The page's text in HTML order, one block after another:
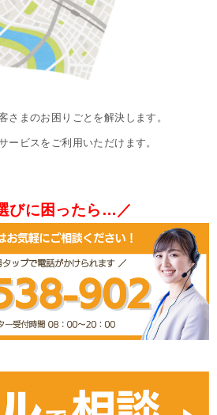
さまのお困りごとを解決します。
ービスをご利用いただけます。
びに困ったら…／